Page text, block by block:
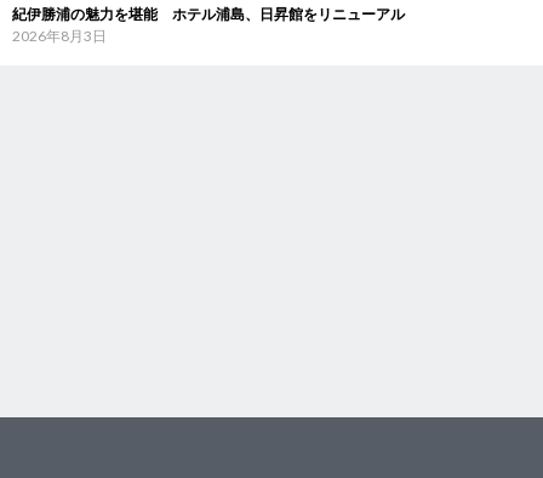
紀伊勝浦の魅力を堪能 ホテル浦島、日昇館をリニューアル
2026年8月3日